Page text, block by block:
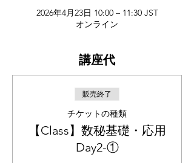
2026年4月23日 10:00 – 11:30 JST
オンライン
講座代
販売終了
チケットの種類
【Class】数秘基礎・応用
Day2-①